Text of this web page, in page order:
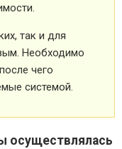
так и для
Необходимо
чего
системой.
осуществлялась